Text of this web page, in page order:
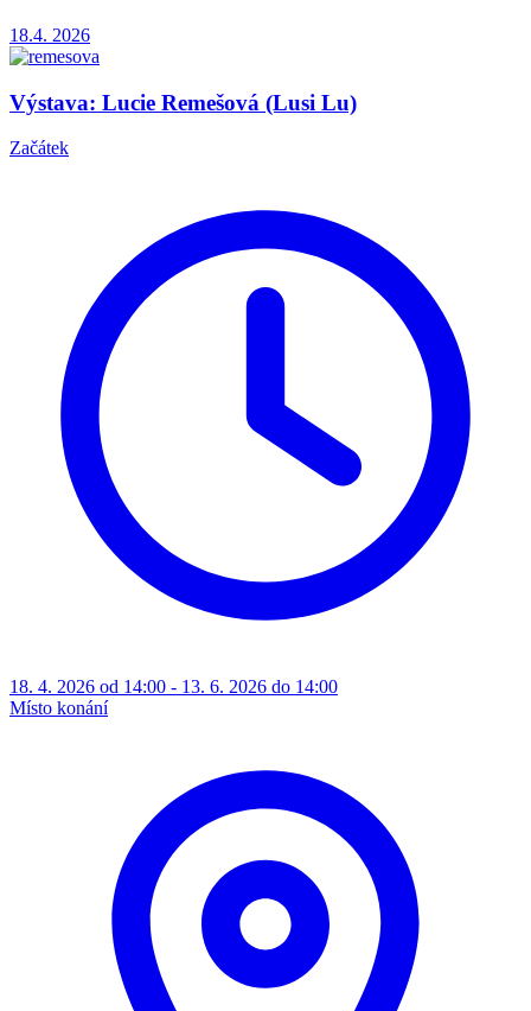
18.4. 2026
Výstava: Lucie Remešová (Lusi Lu)
Začátek
18. 4. 2026 od 14:00 - 13. 6. 2026 do 14:00
Místo konání